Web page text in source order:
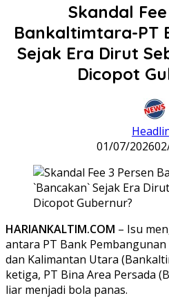
Skandal
Bankaltimtara-PT
Sejak Era Dirut
Dicopot
01/07/2026
HARIANKALTIM.COM – Isu
antara PT Bank
dan Kalimantan Utara
ketiga, PT Bina Area Persada
liar menjadi bola panas.